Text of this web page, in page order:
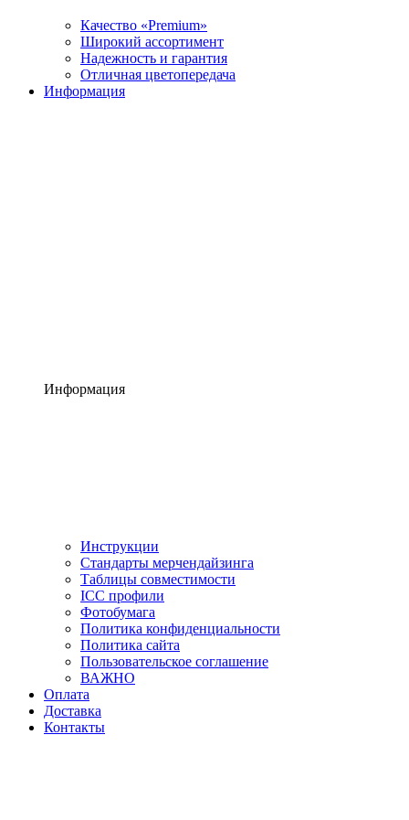
Качество «Premium»
Широкий ассортимент
Надежность и гарантия
Отличная цветопередача
Информация
Информация
Инструкции
Стандарты мерчендайзинга
Таблицы совместимости
ICC профили
Фотобумага
Политика конфиденциальности
Политика сайта
Пользовательское соглашение
ВАЖНО
Оплата
Доставка
Контакты